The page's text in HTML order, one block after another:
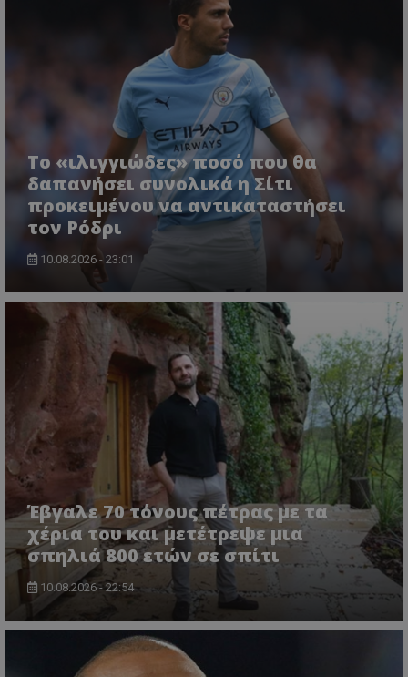
Το «ιλιγγιώδες» ποσό που θα
δαπανήσει συνολικά η Σίτι
προκειμένου να αντικαταστήσει
τον Ρόδρι
10.08.2026 - 23:01
Έβγαλε 70 τόνους πέτρας με τα
χέρια του και μετέτρεψε μια
σπηλιά 800 ετών σε σπίτι
10.08.2026 - 22:54